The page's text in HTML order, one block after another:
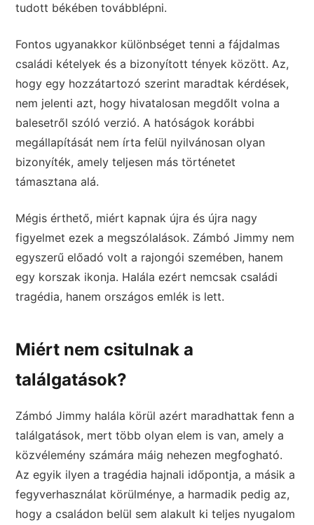
tudott békében továbblépni.
Fontos ugyanakkor különbséget tenni a fájdalmas
családi kételyek és a bizonyított tények között. Az,
hogy egy hozzátartozó szerint maradtak kérdések,
nem jelenti azt, hogy hivatalosan megdőlt volna a
balesetről szóló verzió. A hatóságok korábbi
megállapítását nem írta felül nyilvánosan olyan
bizonyíték, amely teljesen más történetet
támasztana alá.
Mégis érthető, miért kapnak újra és újra nagy
figyelmet ezek a megszólalások. Zámbó Jimmy nem
egyszerű előadó volt a rajongói szemében, hanem
egy korszak ikonja. Halála ezért nemcsak családi
tragédia, hanem országos emlék is lett.
Miért nem csitulnak a
találgatások?
Zámbó Jimmy halála körül azért maradhattak fenn a
találgatások, mert több olyan elem is van, amely a
közvélemény számára máig nehezen megfogható.
Az egyik ilyen a tragédia hajnali időpontja, a másik a
fegyverhasználat körülménye, a harmadik pedig az,
hogy a családon belül sem alakult ki teljes nyugalom